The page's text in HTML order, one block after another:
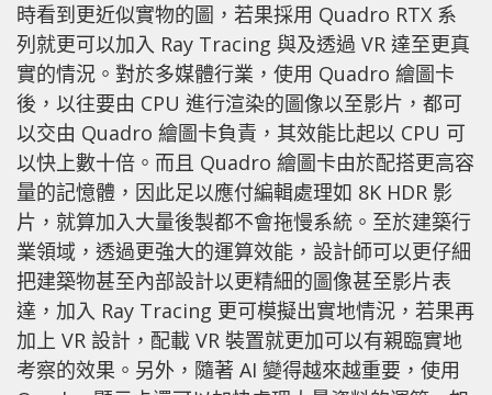
時看到更近似實物的圖，若果採用 Quadro RTX 系
列就更可以加入 Ray Tracing 與及透過 VR 達至更真
實的情況。對於多媒體行業，使用 Quadro 繪圖卡
後，以往要由 CPU 進行渲染的圖像以至影片，都可
以交由 Quadro 繪圖卡負責，其效能比起以 CPU 可
以快上數十倍。而且 Quadro 繪圖卡由於配搭更高容
量的記憶體，因此足以應付編輯處理如 8K HDR 影
片，就算加入大量後製都不會拖慢系統。至於建築行
業領域，透過更強大的運算效能，設計師可以更仔細
把建築物甚至內部設計以更精細的圖像甚至影片表
達，加入 Ray Tracing 更可模擬出實地情況，若果再
加上 VR 設計，配載 VR 裝置就更加可以有親臨實地
考察的效果。另外，隨著 AI 變得越來越重要，使用